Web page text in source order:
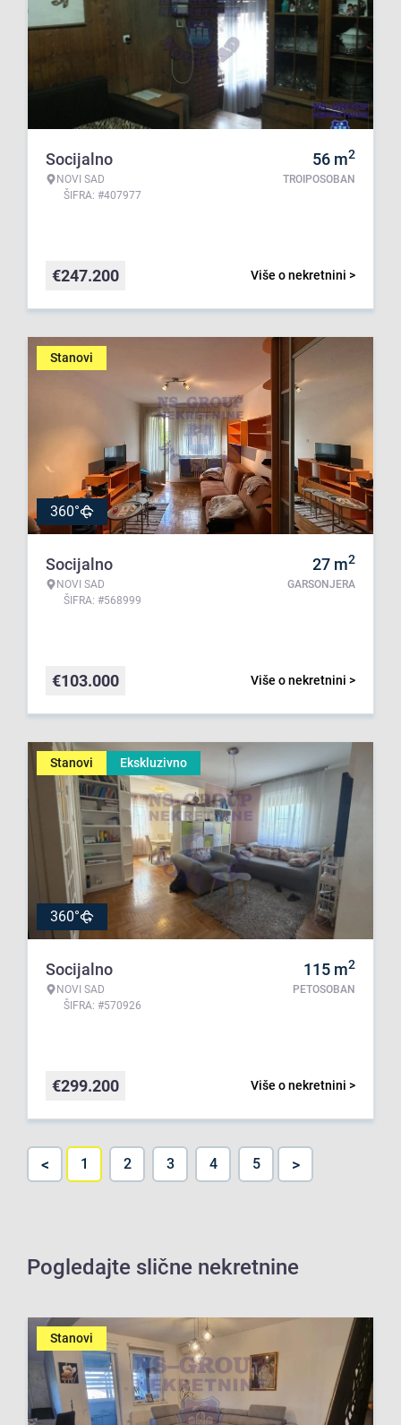
Socijalno
NOVI SAD
ŠIFRA: #407977
56 m2
TROIPOSOBAN
Više o nekretnini >
€247.200
Stanovi
360°
Socijalno
NOVI SAD
ŠIFRA: #568999
27 m2
GARSONJERA
Više o nekretnini >
€103.000
Stanovi Ekskluzivno
360°
Socijalno
NOVI SAD
ŠIFRA: #570926
115 m2
PETOSOBAN
Više o nekretnini >
€299.200
< 1 2 3 4 5 >
Pogledajte slične nekretnine
Stanovi